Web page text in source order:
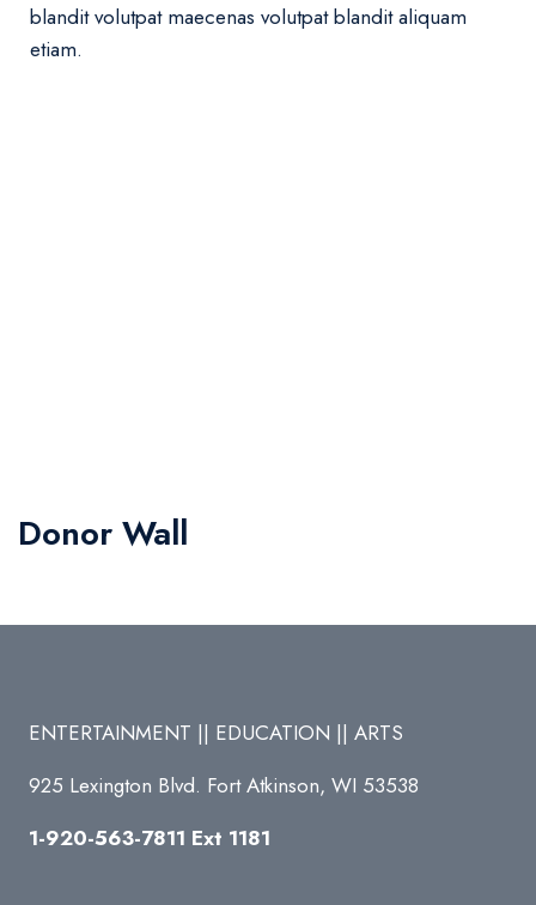
blandit volutpat maecenas volutpat blandit aliquam
etiam.
Donor Wall
ENTERTAINMENT || EDUCATION || ARTS
925 Lexington Blvd. Fort Atkinson, WI 53538
1-920-563-7811 Ext 1181